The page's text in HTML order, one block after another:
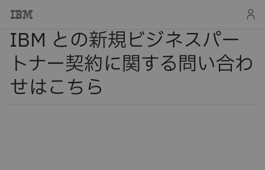
IBM との新規ビジネスパー
トナー契約に関する問い合わ
せはこちら